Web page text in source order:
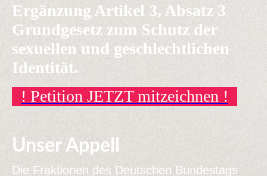
Ergänzung Artikel 3, Absatz 3
Grundgesetz zum Schutz der
sexuellen und geschlechtlichen
Identität.
! Petition JETZT mitzeichnen !
Unser Appell
Die Fraktionen des Deutschen Bundestags